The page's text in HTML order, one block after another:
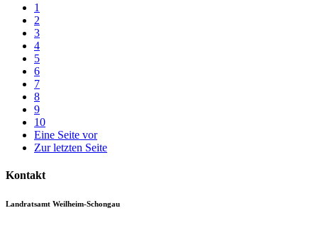
1
2
3
4
5
6
7
8
9
10
Eine Seite vor
Zur letzten Seite
Kontakt
Landratsamt Weilheim-Schongau